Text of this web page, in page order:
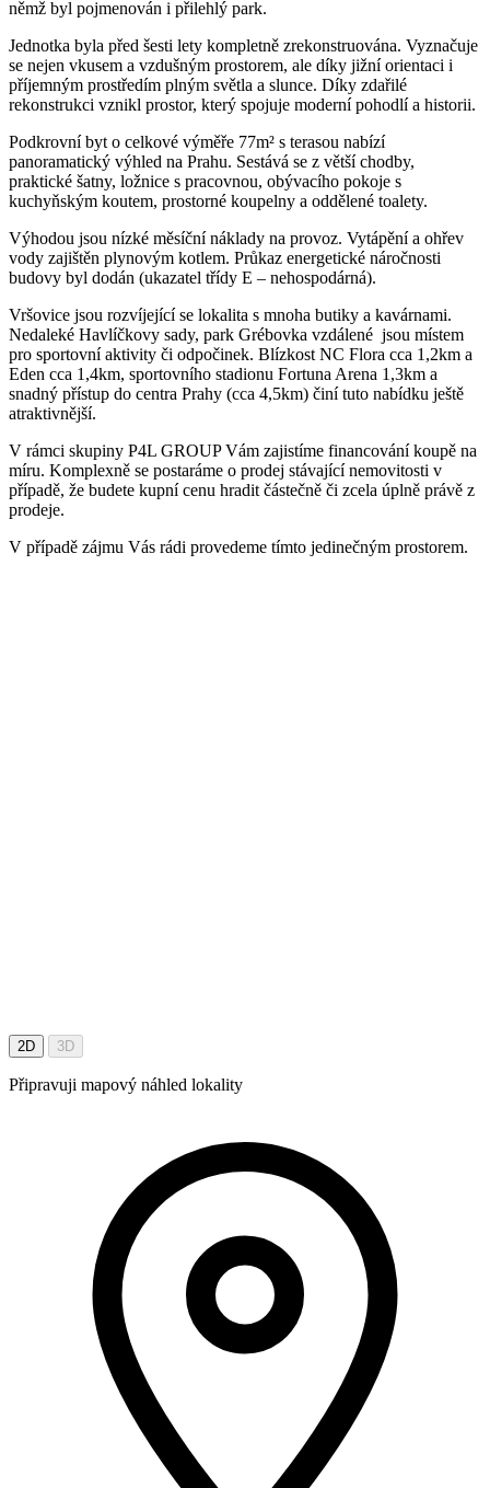
němž byl pojmenován i přilehlý park.
Jednotka byla před šesti lety kompletně zrekonstruována. Vyznačuje
se nejen vkusem a vzdušným prostorem, ale díky jižní orientaci i
příjemným prostředím plným světla a slunce. Díky zdařilé
rekonstrukci vznikl prostor, který spojuje moderní pohodlí a historii.
Podkrovní byt o celkové výměře 77m² s terasou nabízí
panoramatický výhled na Prahu. Sestává se z větší chodby,
praktické šatny, ložnice s pracovnou, obývacího pokoje s
kuchyňským koutem, prostorné koupelny a oddělené toalety.
Výhodou jsou nízké měsíční náklady na provoz. Vytápění a ohřev
vody zajištěn plynovým kotlem. Průkaz energetické náročnosti
budovy byl dodán (ukazatel třídy E – nehospodárná).
Vršovice jsou rozvíjející se lokalita s mnoha butiky a kavárnami.
Nedaleké Havlíčkovy sady, park Grébovka vzdálené jsou místem
pro sportovní aktivity či odpočinek. Blízkost NC Flora cca 1,2km a
Eden cca 1,4km, sportovního stadionu Fortuna Arena 1,3km a
snadný přístup do centra Prahy (cca 4,5km) činí tuto nabídku ještě
atraktivnější.
V rámci skupiny P4L GROUP Vám zajistíme financování koupě na
míru. Komplexně se postaráme o prodej stávající nemovitosti v
případě, že budete kupní cenu hradit částečně či zcela úplně právě z
prodeje.
V případě zájmu Vás rádi provedeme tímto jedinečným prostorem.
2D 3D
Připravuji mapový náhled lokality